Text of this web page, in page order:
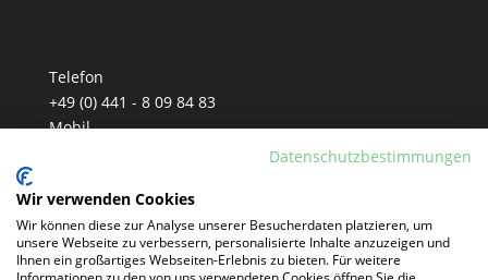
Telefon
+49 (0) 441 - 8 09 84 83
Mobil
info@tm-telemarketing.de
Datenschutzbestimmungen
Wir verwenden Cookies
Wir können diese zur Analyse unserer Besucherdaten platzieren, um
unsere Webseite zu verbessern, personalisierte Inhalte anzuzeigen und
Ihnen ein großartiges Webseiten-Erlebnis zu bieten. Für weitere